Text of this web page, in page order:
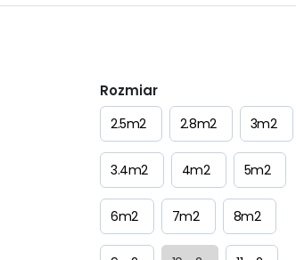
Rozmiar
2.5m2 2.8m2 3m2
3.4m2 4m2 5m2
6m2 7m2 8m2